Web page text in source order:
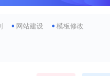
网站建设 模板修改